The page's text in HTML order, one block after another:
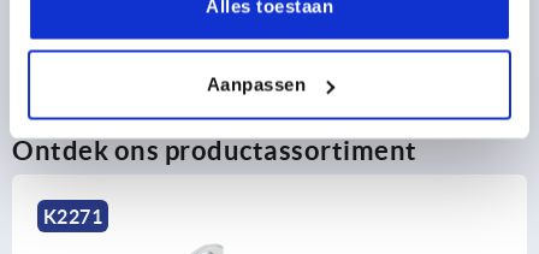
Alles toestaan
Aanpassen
Ontdek ons productassortiment